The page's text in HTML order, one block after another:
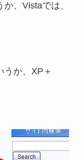
、Vistaでは、
うか、XP＋